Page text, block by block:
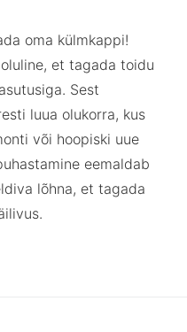
oma külmkappi!
et tagada toidu
Sest
luua olukorra, kus
või hoopiski uue
eemaldab
lõhna, et tagada